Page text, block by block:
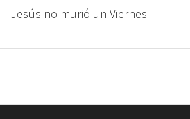
Jesús no murió un Viernes